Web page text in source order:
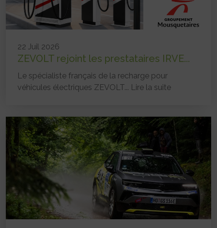
22 Juil 2026
ZEVOLT rejoint les prestataires IRVE...
Le spécialiste français de la recharge pour
véhicules électriques ZEVOLT... Lire la suite